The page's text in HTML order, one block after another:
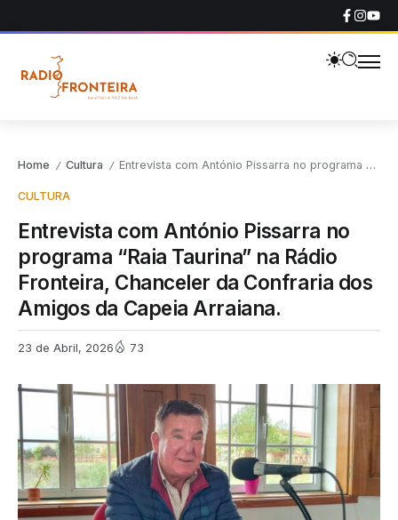
Home / Cultura / Entrevista com António Pissarra no programa “Raia Taurina” na Rádio Fronteira, Chanceler da Confraria dos Amigos da Capeia Arraiana.
CULTURA
Entrevista com António Pissarra no
programa “Raia Taurina” na Rádio
Fronteira, Chanceler da Confraria dos
Amigos da Capeia Arraiana.
23 de Abril, 2026 73